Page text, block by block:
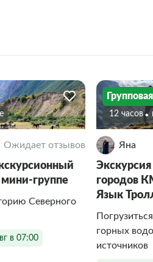
Ожидает отзывов
группе
Северного
в 07:00
Групповая
12 часов
Яна
городов
Язык
горных
источников